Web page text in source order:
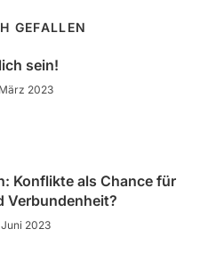
GEFALLEN
sein!
2023
Konflikte als Chance für
Verbundenheit?
2023